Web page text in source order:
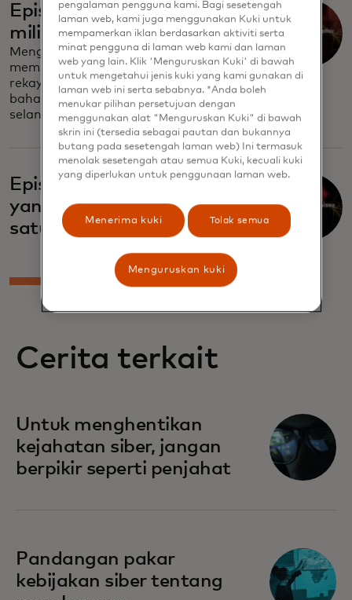
Episode tiga: Ilusi bernilai
miliaran dolar
Mengenali penipuan investasi
membutuhkan kewaspadaan. Pahami
rekayasa sosial yang menipu dan
bahaya 'imbal hasil terjamin' - tetap
selangkah lebih maju.
Episode empat: Janji-janji
yang diingkari, bagian
satu
Cerita terkait
Untuk menghentikan
kejahatan siber, jangan
berpikir seperti penjahat
Pandangan pakar
kebijakan siber tentang
pengalaman pengguna kami. Bagi sesetengah
laman web, kami juga menggunakan Kuki untuk
mempamerkan iklan berdasarkan aktiviti serta
minat pengguna di laman web kami dan laman
web yang lain. Klik 'Menguruskan Kuki' di bawah
untuk mengetahui jenis kuki yang kami gunakan di
laman web ini serta sebabnya. *Anda boleh
menukar pilihan persetujuan dengan
menggunakan alat "Menguruskan Kuki" di bawah
skrin ini (tersedia sebagai pautan dan bukannya
butang pada sesetengah laman web) Ini termasuk
menolak sesetengah atau semua Kuki, kecuali kuki
yang diperlukan untuk penggunaan laman web.
Menerima kuki Tolak semua
Menguruskan kuki